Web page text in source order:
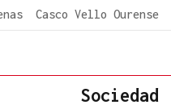
Casco Vello Ourense
Sociedad